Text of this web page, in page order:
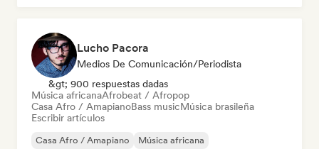
Lucho Pacora
Medios De Comunicación/Periodista
&gt; 900 respuestas dadas
Música africanaAfrobeat / Afropop
Casa Afro / AmapianoBass musicMúsica brasileña
Escribir artículos
Casa Afro / Amapiano
Música africana